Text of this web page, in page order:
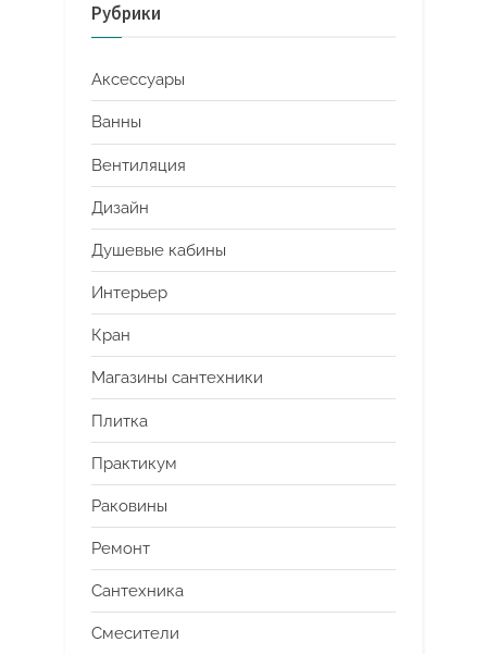
Рубрики
Аксессуары
Ванны
Вентиляция
Дизайн
Душевые кабины
Интерьер
Кран
Магазины сантехники
Плитка
Практикум
Раковины
Ремонт
Сантехника
Смесители